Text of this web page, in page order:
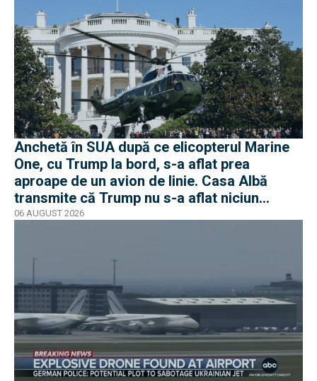
Anchetă în SUA după ce elicopterul Marine
One, cu Trump la bord, s-a aflat prea
aproape de un avion de linie. Casa Albă
transmite că Trump nu s-a aflat niciun
moment în pericol
06 AUGUST 2026